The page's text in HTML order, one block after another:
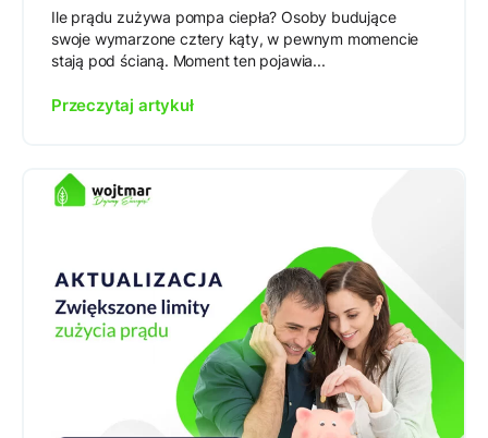
Ile prądu zużywa pompa ciepła? Osoby budujące
swoje wymarzone cztery kąty, w pewnym momencie
stają pod ścianą. Moment ten pojawia...
Przeczytaj artykuł